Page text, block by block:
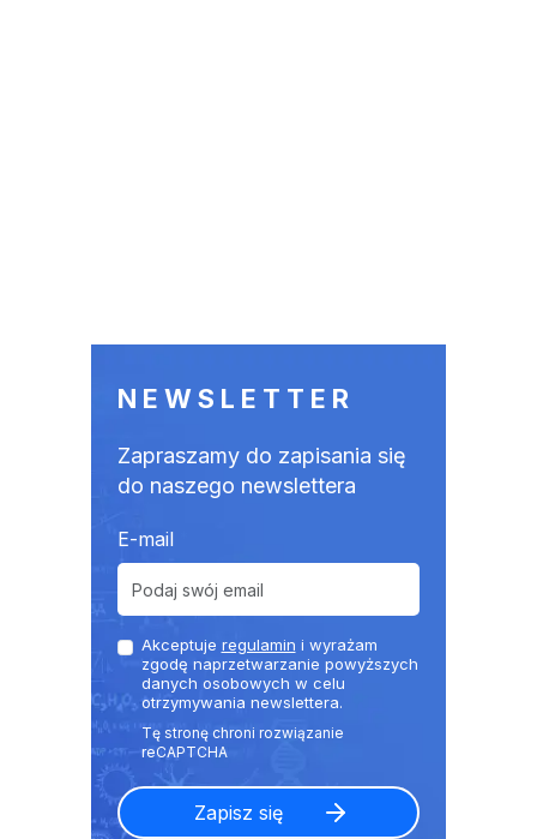
NEWSLETTER
Zapraszamy do zapisania się
do naszego newslettera
E-mail
Akceptuje regulamin i wyrażam
zgodę naprzetwarzanie powyższych
danych osobowych w celu
otrzymywania newslettera.